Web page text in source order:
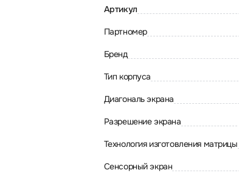
Артикул
Партномер
Бренд
Тип корпуса
Диагональ экрана
Разрешение экрана
Технология изготовления матрицы
Сенсорный экран